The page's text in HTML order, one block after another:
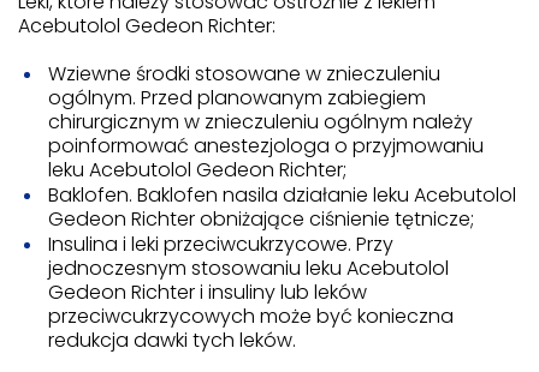
Acebutolol Gedeon Richter:
Wziewne środki stosowane w znieczuleniu
ogólnym. Przed planowanym zabiegiem
chirurgicznym w znieczuleniu ogólnym należy
poinformować anestezjologa o przyjmowaniu
leku Acebutolol Gedeon Richter;
Baklofen. Baklofen nasila działanie leku Acebutolol
Gedeon Richter obniżające ciśnienie tętnicze;
Insulina i leki przeciwcukrzycowe. Przy
jednoczesnym stosowaniu leku Acebutolol
Gedeon Richter i insuliny lub leków
przeciwcukrzycowych może być konieczna
redukcja dawki tych leków.